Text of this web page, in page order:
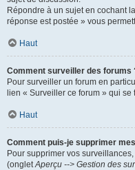
Répondre à un sujet en cochant
réponse est postée » vous
Haut
Comment surveiller des forums
Pour surveiller un forum en
lien « Surveiller ce forum » qui
Haut
Comment puis-je supprimer
Pour supprimer vos
(ongletAperçu --> Gestion des